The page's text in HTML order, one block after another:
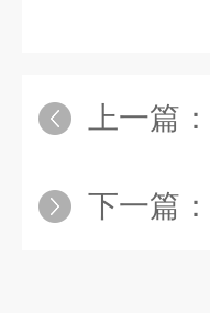
上一篇：
下一篇：